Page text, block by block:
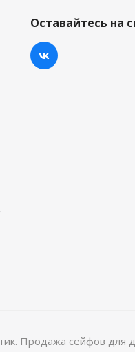
Оставайтесь на
Продажа сейфов для